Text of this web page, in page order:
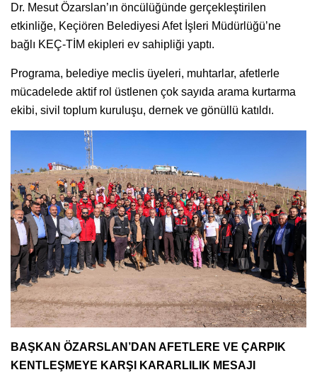
Dr. Mesut Özarslan’ın öncülüğünde gerçekleştirilen
etkinliğe, Keçiören Belediyesi Afet İşleri Müdürlüğü’ne
bağlı KEÇ-TİM ekipleri ev sahipliği yaptı.
Programa, belediye meclis üyeleri, muhtarlar, afetlerle
mücadelede aktif rol üstlenen çok sayıda arama kurtarma
ekibi, sivil toplum kuruluşu, dernek ve gönüllü katıldı.
BAŞKAN ÖZARSLAN’DAN AFETLERE VE ÇARPIK
KENTLEŞMEYE KARŞI KARARLILIK MESAJI